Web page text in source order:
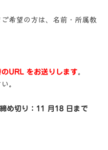
希望の⽅は、名前・所属教
のURL をお送りします。
。
め切り：11 ⽉18 ⽇まで